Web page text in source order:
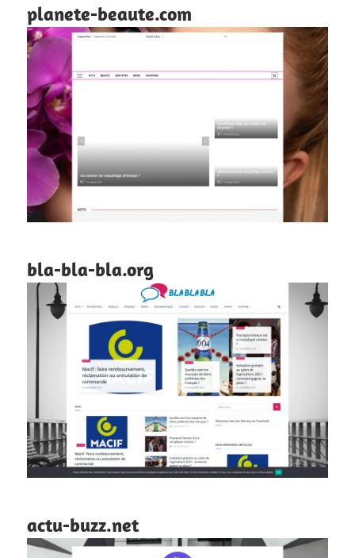
planete-beaute.com
bla-bla-bla.org
actu-buzz.net